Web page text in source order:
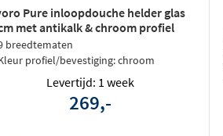
Pure inloopdouche helder glas
met antikalk & chroom profiel
breedtematen
profiel/bevestiging: chroom
Levertijd: 1 week
269,-